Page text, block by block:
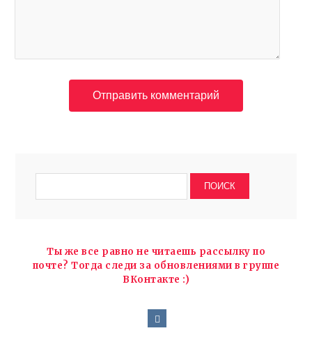
Ты же все равно не читаешь рассылку по
почте? Тогда следи за обновлениями в группе
ВКонтакте :)